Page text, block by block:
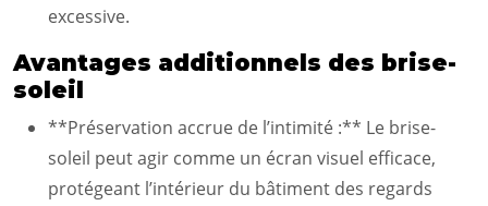
excessive.
Avantages additionnels des brise-
soleil
**Préservation accrue de l’intimité :** Le brise-
soleil peut agir comme un écran visuel efficace,
protégeant l’intérieur du bâtiment des regards